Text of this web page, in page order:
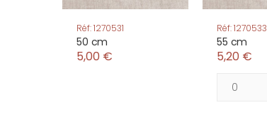
Réf: 1270531
50 cm
5,00 €
Réf: 1270533
55 cm
5,20 €